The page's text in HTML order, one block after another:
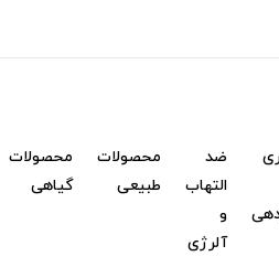
ضد
التهاب
و
آلرژی
محصولات
طبیعی
محصولات
گیاهی